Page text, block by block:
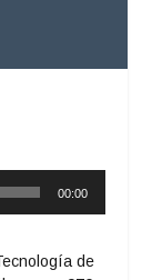
00:00
de